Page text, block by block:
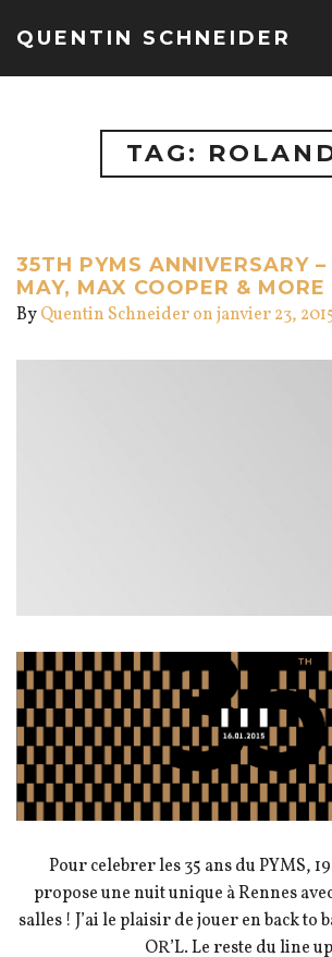
QUENTIN SCHNEIDER
TAG:
35TH PYMS ANNIVERSARY –
MAY, MAX COOPER & MORE
ByQuentin Schneideron janvier 23,
Pour celebrer les 35 ans du PYMS,
propose une nuit unique à Rennes
salles ! J’ai le plaisir de jouer en back to
OR’L. Le reste du line